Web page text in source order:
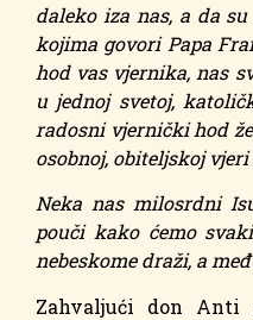
daleko iza nas, a da
kojima govori Papa
hod vas vjernika, nas
u jednoj svetoj,
radosni vjernički hod
osobnoj, obiteljskoj
Neka nas milosrdni
pouči kako ćemo
nebeskome draži, a
Zahvaljući don Anti